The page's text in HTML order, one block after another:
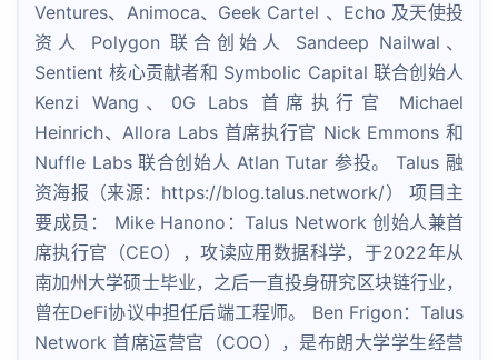
Ventures、Animoca、Geek Cartel 、Echo 及天使投
资人 Polygon 联合创始人 Sandeep Nailwal、
Sentient 核心贡献者和 Symbolic Capital 联合创始人
Kenzi Wang、0G Labs 首席执行官 Michael
Heinrich、Allora Labs 首席执行官 Nick Emmons 和
Nuffle Labs 联合创始人 Atlan Tutar 参投。 Talus 融
资海报（来源：https://blog.talus.network/） 项目主
要成员： Mike Hanono：Talus Network 创始人兼首
席执行官（CEO），攻读应用数据科学，于2022年从
南加州大学硕士毕业，之后一直投身研究区块链行业，
曾在DeFi协议中担任后端工程师。 Ben Frigon：Talus
Network 首席运营官（COO），是布朗大学学生经营